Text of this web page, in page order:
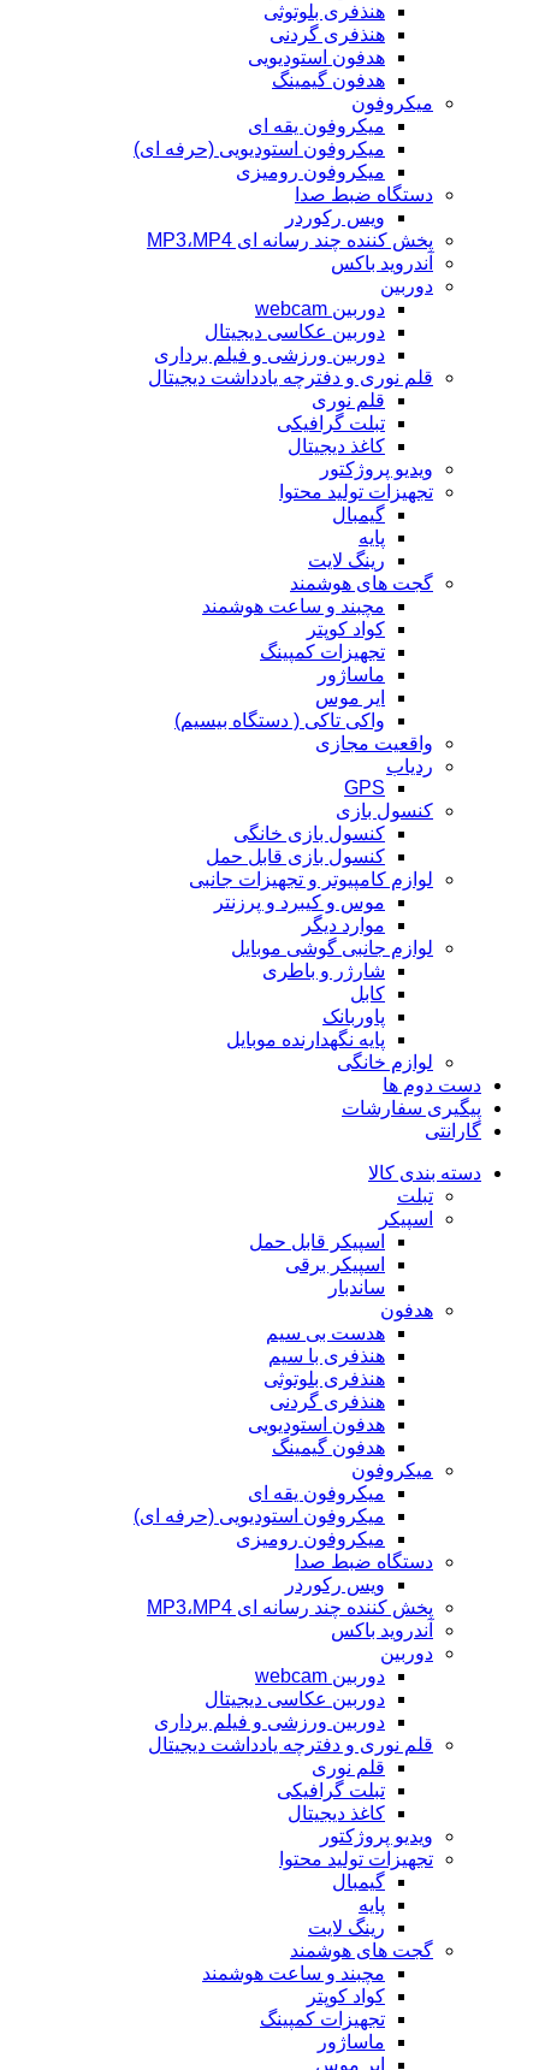
هنذفری بلوتوثی
هنذفری گردنی
هدفون استودیویی
هدفون گیمینگ
میکروفون
میکروفون یقه ای
میکروفون استودیویی (حرفه ای)
میکروفون رومیزی
دستگاه ضبط صدا
ویس رکوردر
پخش کننده چند رسانه ای MP3،MP4
آندروید باکس
دوربین
دوربین webcam
دوربین عکاسی دیجیتال
دوربین‌ ورزشی و فیلم برداری
قلم نوری و دفترچه یادداشت دیجیتال
قلم نوری
تبلت گرافیکی
کاغذ دیجیتال
ویدیو پروژکتور
تجهیزات تولید محتوا
گیمبال
پایه
رینگ لایت
گجت های هوشمند
مچبند و ساعت هوشمند
کواد کوپتر
تجهیزات کمپینگ
ماساژور
ایر موس
واکی تاکی ( دستگاه بیسیم)
واقعیت مجازی
ردیاب
GPS
کنسول بازی
کنسول بازی خانگی
کنسول بازی قابل حمل
لوازم کامپیوتر و تجهیزات جانبی
موس و کیبرد و پرزنتر
موارد دیگر
لوازم جانبی گوشی موبایل
شارژر و باطری
کابل
پاوربانک
پایه نگهدارنده موبایل
لوازم خانگی
دست دوم ها
پیگیری سفارشات
گارانتی
دسته بندی کالا
تبلت
اسپیکر
اسپیکر قابل حمل
اسپیکر برقی
ساندبار
هدفون
هدست بی سیم
هنذفری با سیم
هنذفری بلوتوثی
هنذفری گردنی
هدفون استودیویی
هدفون گیمینگ
میکروفون
میکروفون یقه ای
میکروفون استودیویی (حرفه ای)
میکروفون رومیزی
دستگاه ضبط صدا
ویس رکوردر
پخش کننده چند رسانه ای MP3،MP4
آندروید باکس
دوربین
دوربین webcam
دوربین عکاسی دیجیتال
دوربین‌ ورزشی و فیلم برداری
قلم نوری و دفترچه یادداشت دیجیتال
قلم نوری
تبلت گرافیکی
کاغذ دیجیتال
ویدیو پروژکتور
تجهیزات تولید محتوا
گیمبال
پایه
رینگ لایت
گجت های هوشمند
مچبند و ساعت هوشمند
کواد کوپتر
تجهیزات کمپینگ
ماساژور
ایر موس